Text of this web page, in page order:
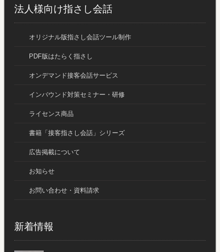
法人様向け指さし会話
オリジナル版指さし会話ツール制作
PDF版はたらく指さし
オンデマンド接客会話サービス
インバウンド対策セミナー・研修
ライセンス商品
書籍「接客指さし会話」シリーズ
広告掲載について
お知らせ
お問い合わせ・資料請求
新着情報